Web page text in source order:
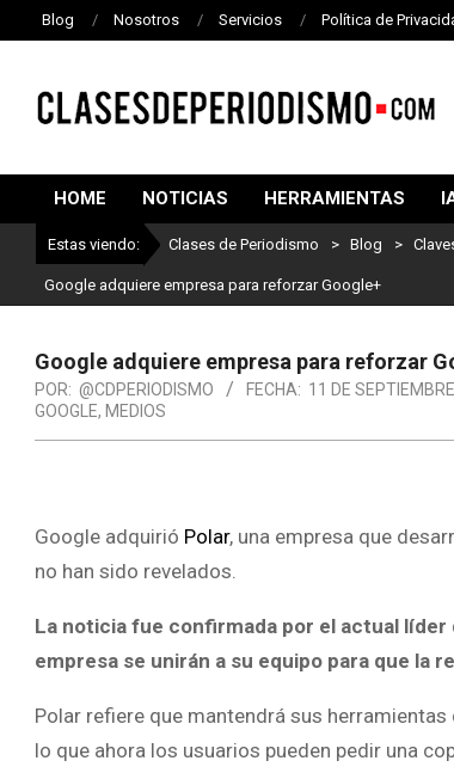
Blog Nosotros Servicios Política de
DE
PERIODISMO
HOME NOTICIAS HERRAMIENTAS
Estas viendo: Clases de Periodismo > Blog >
Google adquiere empresa para reforzar Google+
Google adquiere empresa para reforzar
POR: @CDPERIODISMO FECHA: 11 DE
GOOGLE, MEDIOS
Google adquirió Polar, una empresa que
no han sido revelados.
La noticia fue confirmada por el actual líder
empresa se unirán a su equipo para que la
Polar refiere que mantendrá sus
lo que ahora los usuarios pueden pedir una